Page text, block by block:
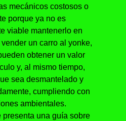
mecánicos costosos o
porque ya no es
viable mantenerlo en
un carro al yonke,
obtener un valor
y, al mismo tiempo,
sea desmantelado y
cumpliendo con
ambientales.
presenta una guía sobre